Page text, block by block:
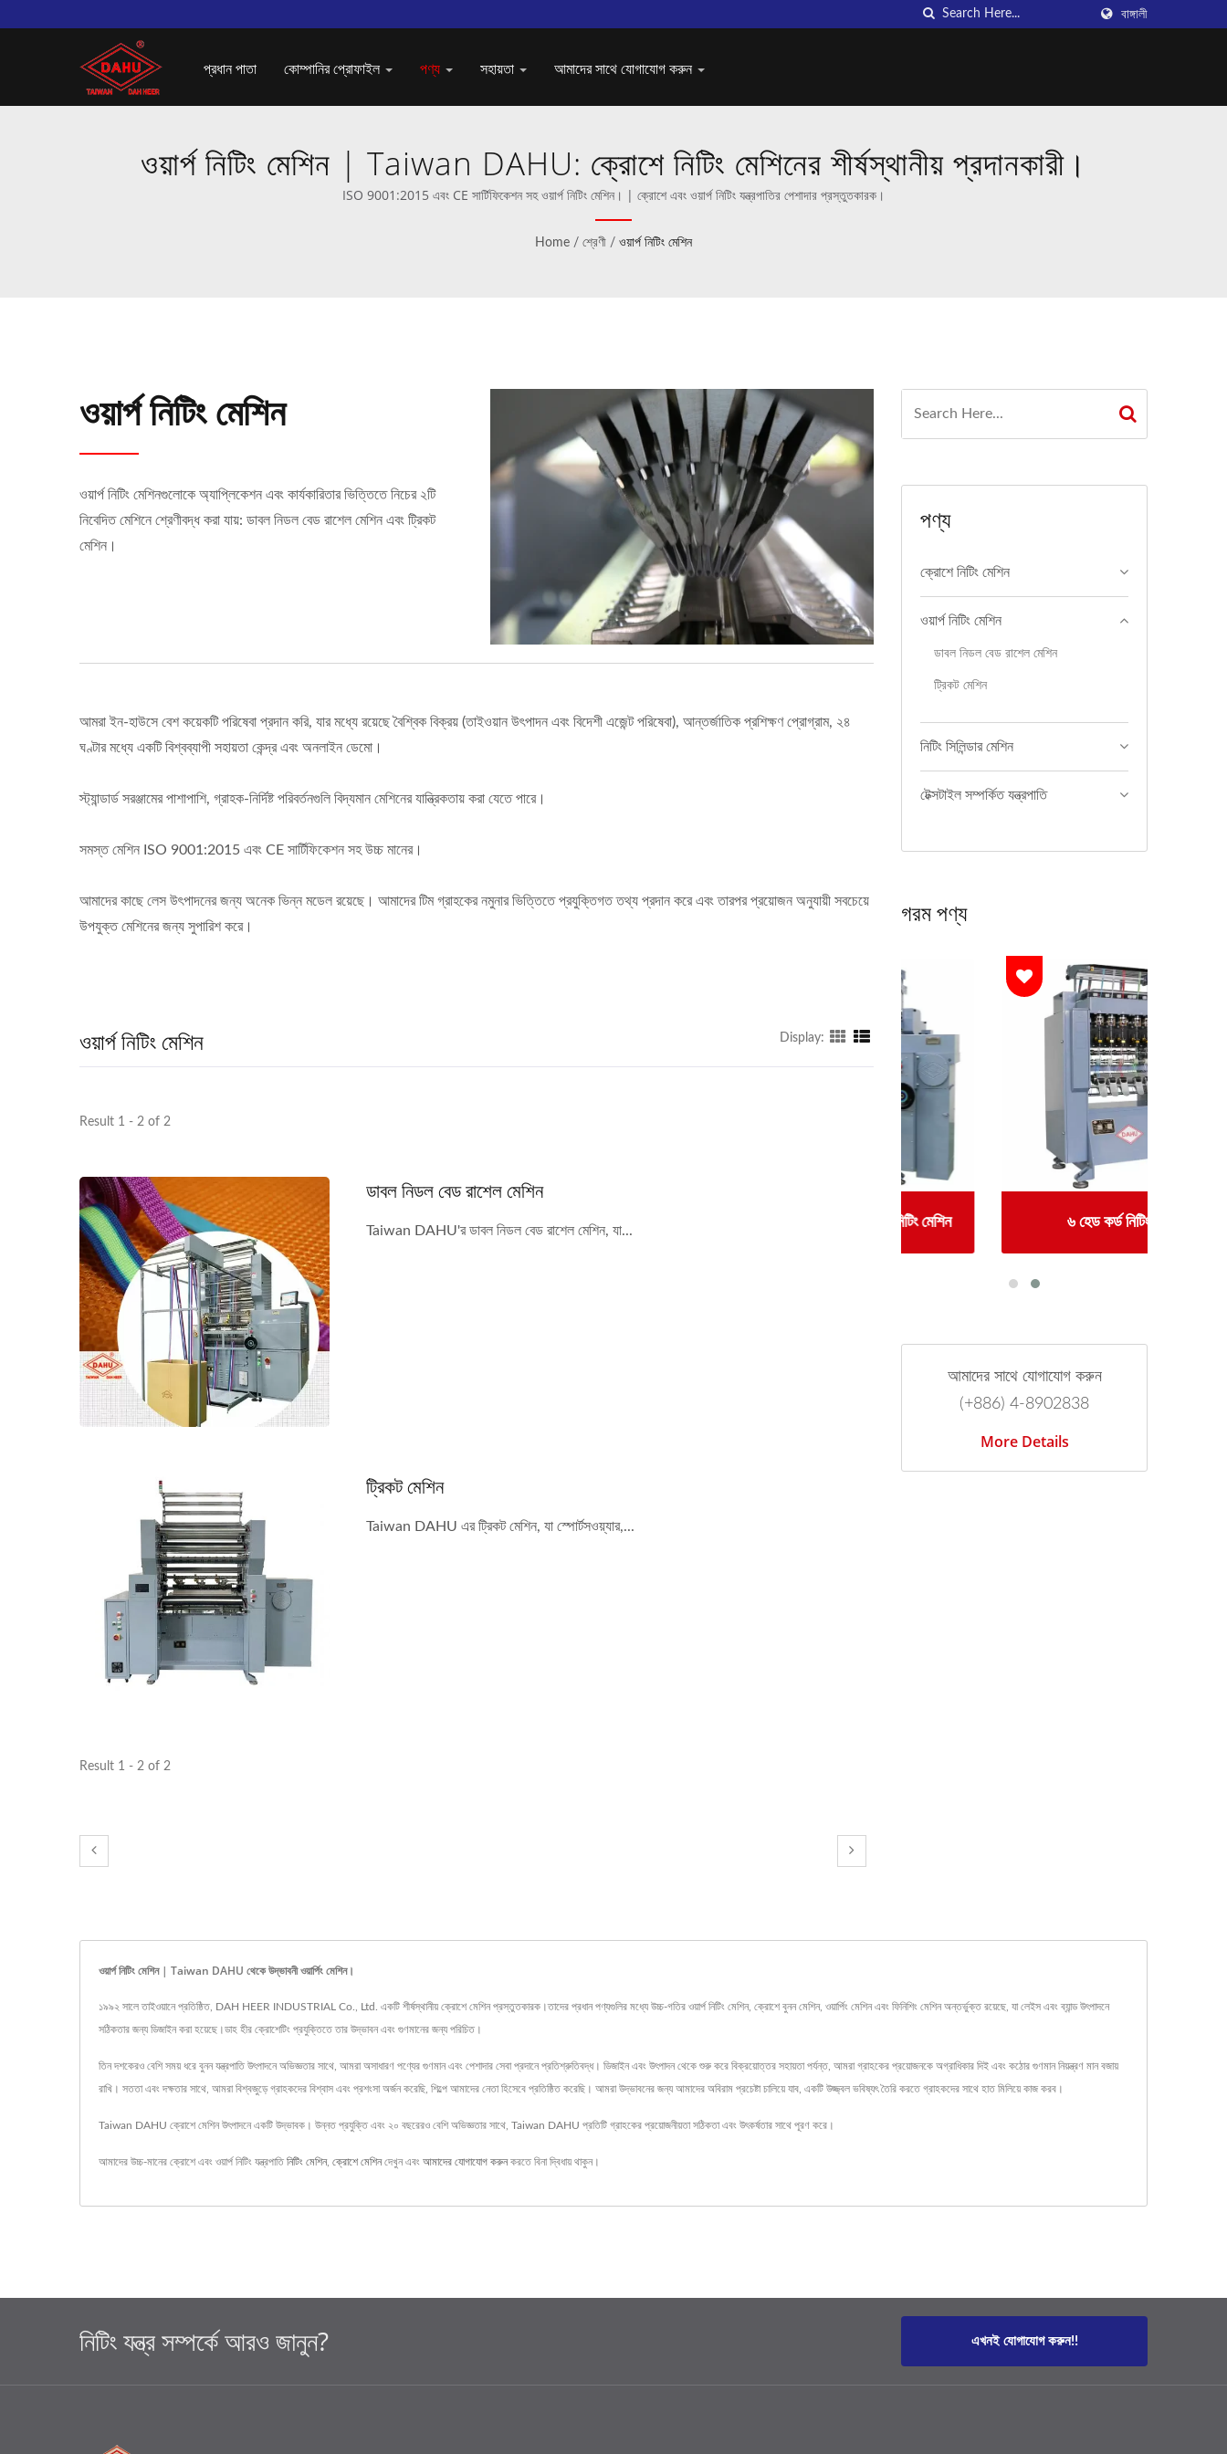
বাঙ্গালী
প্রধান পাতা কোম্পানির প্রোফাইল পণ্য সহায়তা আমাদের সাথে যোগাযোগ করুন
ওয়ার্প নিটিং মেশিন | Taiwan DAHU: ক্রোশে নিটিং মেশিনের শীর্ষস্থানীয় প্রদানকারী।
ISO 9001:2015 এবং CE সার্টিফিকেশন সহ ওয়ার্প নিটিং মেশিন। | ক্রোশে এবং ওয়ার্প নিটিং যন্ত্রপাতির পেশাদার প্রস্তুতকারক।
Home / শ্রেণী / ওয়ার্প নিটিং মেশিন
ওয়ার্প নিটিং মেশিন
ওয়ার্প নিটিং মেশিনগুলোকে অ্যাপ্লিকেশন এবং কার্যকারিতার ভিত্তিতে নিচের ২টি
নিবেদিত মেশিনে শ্রেণীবদ্ধ করা যায়: ডাবল নিডল বেড রাশেল মেশিন এবং ট্রিকট
মেশিন।
আমরা ইন-হাউসে বেশ কয়েকটি পরিষেবা প্রদান করি, যার মধ্যে রয়েছে বৈশ্বিক বিক্রয় (তাইওয়ান উৎপাদন এবং বিদেশী এজেন্ট পরিষেবা), আন্তর্জাতিক প্রশিক্ষণ প্রোগ্রাম, ২৪
ঘণ্টার মধ্যে একটি বিশ্বব্যাপী সহায়তা কেন্দ্র এবং অনলাইন ডেমো।
স্ট্যান্ডার্ড সরঞ্জামের পাশাপাশি, গ্রাহক-নির্দিষ্ট পরিবর্তনগুলি বিদ্যমান মেশিনের যান্ত্রিকতায় করা যেতে পারে।
সমস্ত মেশিন ISO 9001:2015 এবং CE সার্টিফিকেশন সহ উচ্চ মানের।
আমাদের কাছে লেস উৎপাদনের জন্য অনেক ভিন্ন মডেল রয়েছে। আমাদের টিম গ্রাহকের নমুনার ভিত্তিতে প্রযুক্তিগত তথ্য প্রদান করে এবং তারপর প্রয়োজন অনুযায়ী সবচেয়ে
উপযুক্ত মেশিনের জন্য সুপারিশ করে।
ওয়ার্প নিটিং মেশিন Display:
Result 1 - 2 of 2
ডাবল নিডল বেড রাশেল মেশিন
Taiwan DAHU'র ডাবল নিডল বেড রাশেল মেশিন, যা...
ট্রিকট মেশিন
Taiwan DAHU এর ট্রিকট মেশিন, যা স্পোর্টসওয়্যার,...
Result 1 - 2 of 2
পণ্য
ক্রোশে নিটিং মেশিন
ওয়ার্প নিটিং মেশিন
ডাবল নিডল বেড রাশেল মেশিন
ট্রিকট মেশিন
নিটিং সিলিন্ডার মেশিন
টেক্সটাইল সম্পর্কিত যন্ত্রপাতি
গরম পণ্য
স্বয়ংক্রিয় ৩০-ইঞ্চি ক্রোশে নিটিং মেশিন ৬ হেড কর্ড নিটিং মেশিন ৬ হেড কর্ড নিটিং মেশিন
আমাদের সাথে যোগাযোগ করুন
(+886) 4-8902838
More Details
ওয়ার্প নিটিং মেশিন | Taiwan DAHU থেকে উদ্ভাবনী ওয়ার্পিং মেশিন।
১৯৯২ সালে তাইওয়ানে প্রতিষ্ঠিত, DAH HEER INDUSTRIAL Co., Ltd. একটি শীর্ষস্থানীয় ক্রোশে মেশিন প্রস্তুতকারক।তাদের প্রধান পণ্যগুলির মধ্যে উচ্চ-গতির ওয়ার্প নিটিং মেশিন, ক্রোশে বুনন মেশিন, ওয়ার্পিং মেশিন এবং ফিনিশিং মেশিন অন্তর্ভুক্ত রয়েছে, যা লেইস এবং ব্যান্ড উৎপাদনে
সঠিকতার জন্য ডিজাইন করা হয়েছে।ডাহ হীর ক্রোশেটিং প্রযুক্তিতে তার উদ্ভাবন এবং গুণমানের জন্য পরিচিত।
তিন দশকেরও বেশি সময় ধরে বুনন যন্ত্রপাতি উৎপাদনে অভিজ্ঞতার সাথে, আমরা অসাধারণ পণ্যের গুণমান এবং পেশাদার সেবা প্রদানে প্রতিশ্রুতিবদ্ধ। ডিজাইন এবং উৎপাদন থেকে শুরু করে বিক্রয়োত্তর সহায়তা পর্যন্ত, আমরা গ্রাহকের প্রয়োজনকে অগ্রাধিকার দিই এবং কঠোর গুণমান নিয়ন্ত্রণ মান বজায়
রাখি। সততা এবং দক্ষতার সাথে, আমরা বিশ্বজুড়ে গ্রাহকদের বিশ্বাস এবং প্রশংসা অর্জন করেছি, শিল্পে আমাদের নেতা হিসেবে প্রতিষ্ঠিত করেছি। আমরা উদ্ভাবনের জন্য আমাদের অবিরাম প্রচেষ্টা চালিয়ে যাব, একটি উজ্জ্বল ভবিষ্যৎ তৈরি করতে গ্রাহকদের সাথে হাত মিলিয়ে কাজ করব।
Taiwan DAHU ক্রোশে মেশিন উৎপাদনে একটি উদ্ভাবক। উন্নত প্রযুক্তি এবং ২০ বছরেরও বেশি অভিজ্ঞতার সাথে, Taiwan DAHU প্রতিটি গ্রাহকের প্রয়োজনীয়তা সঠিকতা এবং উৎকর্ষতার সাথে পূরণ করে।
আমাদের উচ্চ-মানের ক্রোশে এবং ওয়ার্প নিটিং যন্ত্রপাতি নিটিং মেশিন, ক্রোশে মেশিনদেখুন এবং আমাদের যোগাযোগ করুনকরতে বিনা দ্বিধায় থাকুন।
নিটিং যন্ত্র সম্পর্কে আরও জানুন? এখনই যোগাযোগ করুন!!